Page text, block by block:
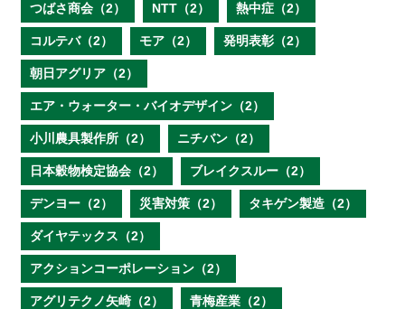
つばさ商会（2） NTT（2） 熱中症（2）
コルテバ（2） モア（2） 発明表彰（2）
朝日アグリア（2）
エア・ウォーター・バイオデザイン（2）
小川農具製作所（2） ニチバン（2）
日本穀物検定協会（2） ブレイクスルー（2）
デンヨー（2） 災害対策（2） タキゲン製造（2）
ダイヤテックス（2）
アクションコーポレーション（2）
アグリテクノ矢崎（2） 青梅産業（2）